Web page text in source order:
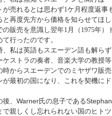
が売れるとは思わず1ケ月程度返事
と再度先方から価格を知らせてほ
の販売を意識し翌年1月（1975年）
て行ったのです。
、私は英語もスエーデン語も解ら
ケストラの奏者、音楽大学の教授等
時からスエーデンでのミヤザワ販
が最初の国になり、これを契機に
後、Warner氏の息子である
で親しくし忘れられない国のヒトツ